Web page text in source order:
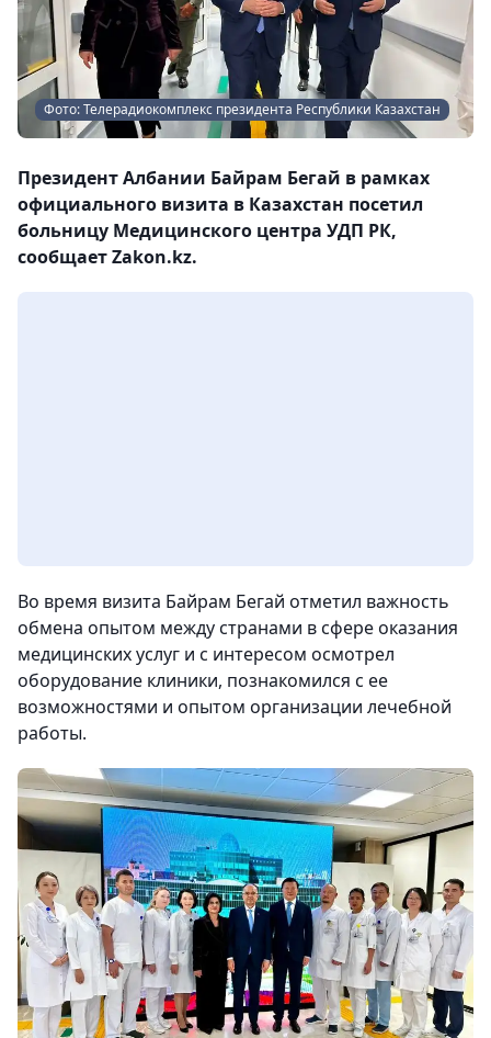
Фото: Телерадиокомплекс президента Республики Казахстан
Президент Албании Байрам Бегай в рамках
официального визита в Казахстан посетил
больницу Медицинского центра УДП РК,
сообщает Zakon.kz.
Во время визита Байрам Бегай отметил важность
обмена опытом между странами в сфере оказания
медицинских услуг и с интересом осмотрел
оборудование клиники, познакомился с ее
возможностями и опытом организации лечебной
работы.